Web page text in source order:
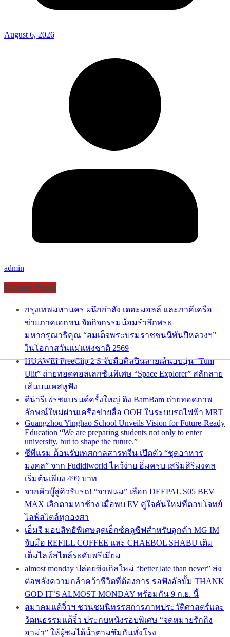
August 6, 2026
admin
Recent Posts
กรุงเทพมหานคร ผนึกกำลัง เดอะมอลล์ และภาคีเครือ
ข่ายภาคเอกชน จัดกิจกรรมน้อมรำลึกพระ
มหากรุณาธิคุณ “สมเด็จพระบรมราชชนนีพันปีหลวงฯ”
ในโอกาสวันแม่แห่งชาติ 2569
HUAWEI FreeClip 2 S จับมือศิลปินลายเส้นอบอุ่น “Tum
Ulit” ถ่ายทอดคอลเลกชันพิเศษ “Space Explorer” สลักลาย
เส้นบนเคสหูฟัง
ดีน่ารีเฟรชแบรนด์ครั้งใหญ่ ดึง BamBam ถ่ายทอดภาพ
ลักษณ์ใหม่ผ่านเครือข่ายสื่อ OOH ในระบบรถไฟฟ้า MRT
Guangzhou Yinghao School Unveils Vision for Future-Ready
Education “We are preparing students not only to enter
university, but to shape the future.”
ซีพีแรม ต้อนรับเทศกาลสารทจีน เปิดตัว “ชุดอาหาร
มงคล” จาก Fudidiworld ไหว้ง่าย อิ่มครบ เสริมสิริมงคล
เริ่มต้นเพียง 499 บาท
จากคิวบู๊สู่คิวรับรถ! “จาพนม” เลือก DEEPAL S05 BEV
MAX เลิกตามหาช้าง เมื่อพบ EV คู่ใจคันใหม่ที่ตอบโจทย์
ไลฟ์สไตล์ทุกองศา
เอ็มจี มอบสิทธิพิเศษสุดเอ็กซ์คลูซีฟสำหรับลูกค้า MG IM
จับมือ REFILL COFFEE และ CHAEBOL SHABU เติม
เต็มไลฟ์สไตล์ระดับพรีเมียม
almost monday ปล่อยซิงเกิลใหม่ “better late than never” ส่ง
ต่อพลังความกล้าคว้าชีวิตที่ต้องการ รอฟังอัลบั้ม THANK
GOD IT’S ALMOST MONDAY พร้อมกัน 9 ก.ย. นี้
สมาคมแต้จิ๋วฯ ชวนชมนิทรรศการภาพประวัติศาสตร์และ
วัฒนธรรมแต้จิ๋ว ประกบหนังรอบพิเศษ “จดหมายรักถึง
อาม่า” ให้ผู้ชมได้น้ำตามซึมกันทั่งโรง